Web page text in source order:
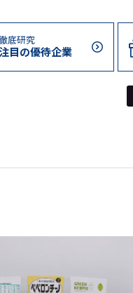
底研究
目の優待企業